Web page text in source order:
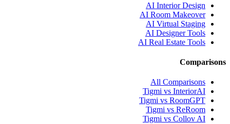
AI Interior Design
AI Room Makeover
AI Virtual Staging
AI Designer Tools
AI Real Estate Tools
Comparisons
All Comparisons
Tigmi vs InteriorAI
Tigmi vs RoomGPT
Tigmi vs ReRoom
Tigmi vs Collov AI